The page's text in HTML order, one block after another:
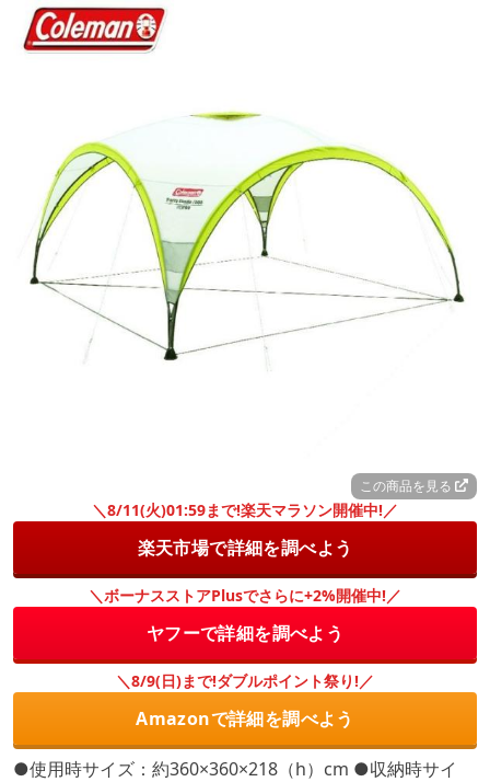
この商品を見る
＼8/11(火)01:59まで!楽天マラソン開催中!／
楽天市場で詳細を調べよう
＼ボーナスストアPlusでさらに+2%開催中!／
ヤフーで詳細を調べよう
＼8/9(日)まで!ダブルポイント祭り!／
Amazonで詳細を調べよう
●使用時サイズ：約360×360×218（h）cm ●収納時サイ